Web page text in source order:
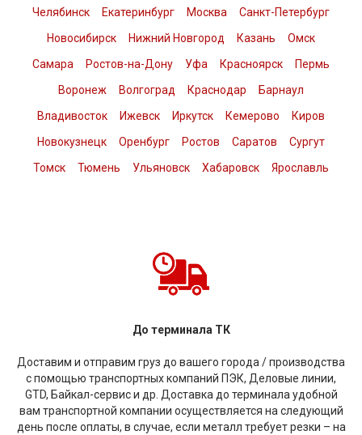
Челябинск Екатеринбург Москва
Санкт-Петербург
Новосибирск
Нижний Новгород Казань
Омск
Самара
Ростов-на-Дону Уфа Красноярск
Пермь
Воронеж
Волгоград Краснодар
Барнаул
Владивосток
Ижевск Иркутск Кемерово
Киров
Новокузнецк
Оренбург Ростов Саратов
Сургут
Томск
Тюмень Ульяновск Хабаровск Ярославль
До терминала ТК
Доставим и отправим груз до вашего города / производства
с помощью транспортных компаний ПЭК, Деловые линии,
GTD, Байкал-сервис и др. Доставка до терминала удобной
вам транспортной компании осуществляется на следующий
день после оплаты, в случае, если металл требует резки – на